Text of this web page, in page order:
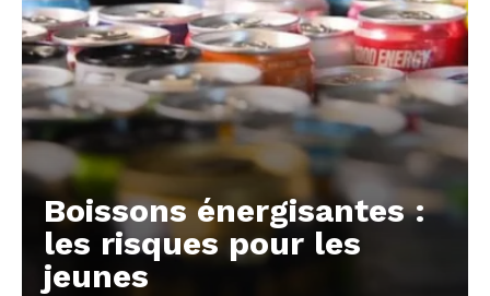
Boissons énergisantes :
les risques pour les
jeunes